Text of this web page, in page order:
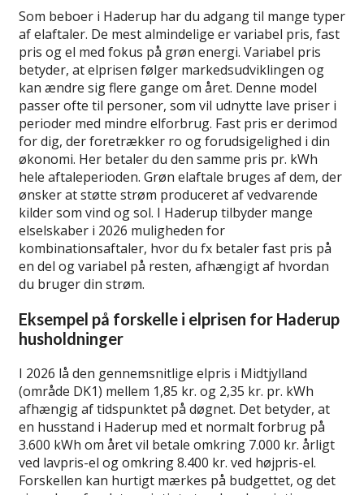
Som beboer i Haderup har du adgang til mange typer
af elaftaler. De mest almindelige er variabel pris, fast
pris og el med fokus på grøn energi. Variabel pris
betyder, at elprisen følger markedsudviklingen og
kan ændre sig flere gange om året. Denne model
passer ofte til personer, som vil udnytte lave priser i
perioder med mindre elforbrug. Fast pris er derimod
for dig, der foretrækker ro og forudsigelighed i din
økonomi. Her betaler du den samme pris pr. kWh
hele aftaleperioden. Grøn elaftale bruges af dem, der
ønsker at støtte strøm produceret af vedvarende
kilder som vind og sol. I Haderup tilbyder mange
elselskaber i 2026 muligheden for
kombinationsaftaler, hvor du fx betaler fast pris på
en del og variabel på resten, afhængigt af hvordan
du bruger din strøm.
Eksempel på forskelle i elprisen for Haderup
husholdninger
I 2026 lå den gennemsnitlige elpris i Midtjylland
(område DK1) mellem 1,85 kr. og 2,35 kr. pr. kWh
afhængig af tidspunktet på døgnet. Det betyder, at
en husstand i Haderup med et normalt forbrug på
3.600 kWh om året vil betale omkring 7.000 kr. årligt
ved lavpris-el og omkring 8.400 kr. ved højpris-el.
Forskellen kan hurtigt mærkes på budgettet, og det